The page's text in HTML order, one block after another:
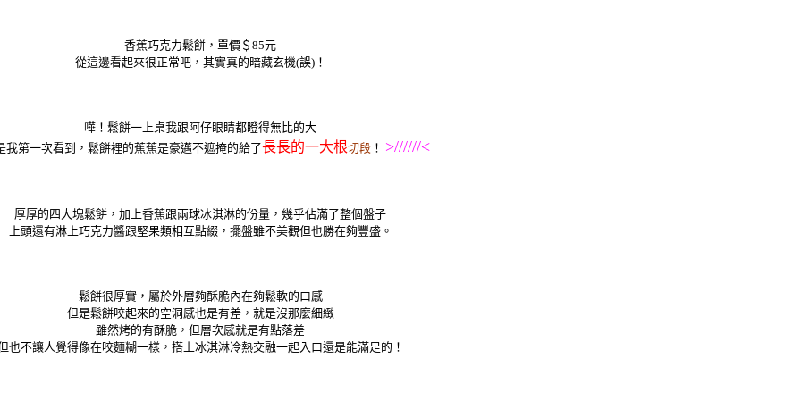
香蕉巧克力鬆餅，單價＄85元
從這邊看起來很正常吧，其實真的暗藏玄機(誤)！
嘩！鬆餅一上桌我跟阿仔眼睛都瞪得無比的大
我第一次看到，鬆餅裡的蕉蕉是豪邁不遮掩的給了長長的一大根切段！ >//////<
厚厚的四大塊鬆餅，加上香蕉跟兩球冰淇淋的份量，幾乎佔滿了整個盤子
上頭還有淋上巧克力醬跟堅果類相互點綴，擺盤雖不美觀但也勝在夠豐盛。
鬆餅很厚實，屬於外層夠酥脆內在夠鬆軟的口感
但是鬆餅咬起來的空洞感也是有差，就是沒那麼細緻
雖然烤的有酥脆，但層次感就是有點落差
也不讓人覺得像在咬麵糊一樣，搭上冰淇淋冷熱交融一起入口還是能滿足的！